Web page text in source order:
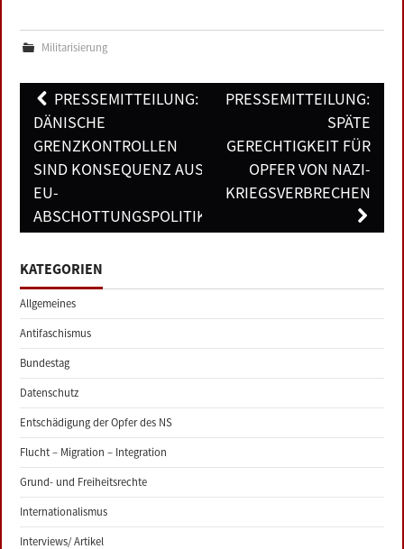
Militarisierung
Post
navigation
PRESSEMITTEILUNG:
DÄNISCHE
GRENZKONTROLLEN
SIND KONSEQUENZ AUS
EU-
ABSCHOTTUNGSPOLITIK
PRESSEMITTEILUNG:
SPÄTE
GERECHTIGKEIT FÜR
OPFER VON NAZI-
KRIEGSVERBRECHEN
KATEGORIEN
Allgemeines
Antifaschismus
Bundestag
Datenschutz
Entschädigung der Opfer des NS
Flucht – Migration – Integration
Grund- und Freiheitsrechte
Internationalismus
Interviews/ Artikel